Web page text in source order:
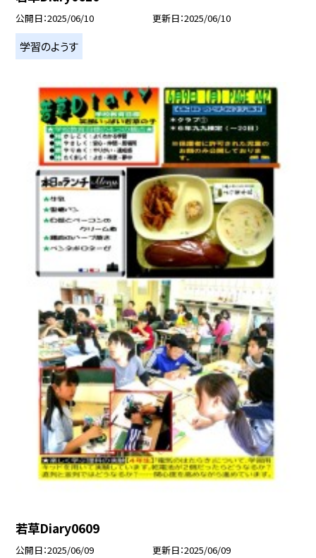
公開日 2025/06/10 更新日 2025/06/10
学習のようす
若草Diary0609
公開日 2025/06/09 更新日 2025/06/09